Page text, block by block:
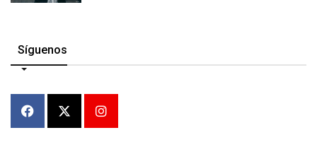
Síguenos